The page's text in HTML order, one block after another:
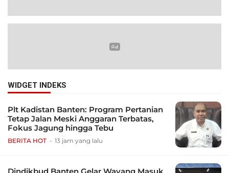
WIDGET INDEKS
Plt Kadistan Banten: Program Pertanian
Tetap Jalan Meski Anggaran Terbatas,
Fokus Jagung hingga Tebu
BERITA HOT 13 jam yang lalu